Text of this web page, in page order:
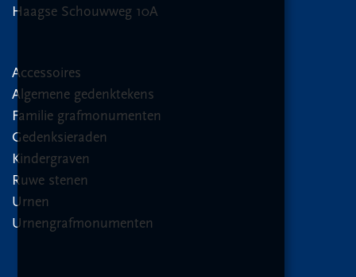
Haagse Schouwweg 10A
Accessoires
Algemene gedenktekens
Familie grafmonumenten
Gedenksieraden
Kindergraven
Ruwe stenen
Urnen
Urnengrafmonumenten